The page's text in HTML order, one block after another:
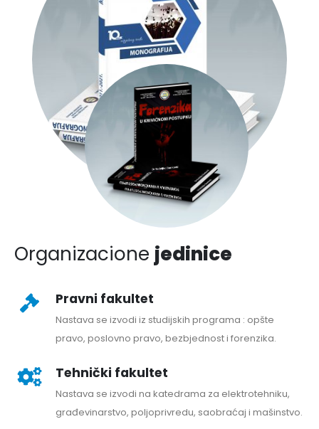
Organizacione jedinice
Pravni fakultet
Nastava se izvodi iz studijskih programa : opšte
pravo, poslovno pravo, bezbjednost i forenzika.
Tehnički fakultet
Nastava se izvodi na katedrama za elektrotehniku,
građevinarstvo, poljoprivredu, saobraćaj i mašinstvo.